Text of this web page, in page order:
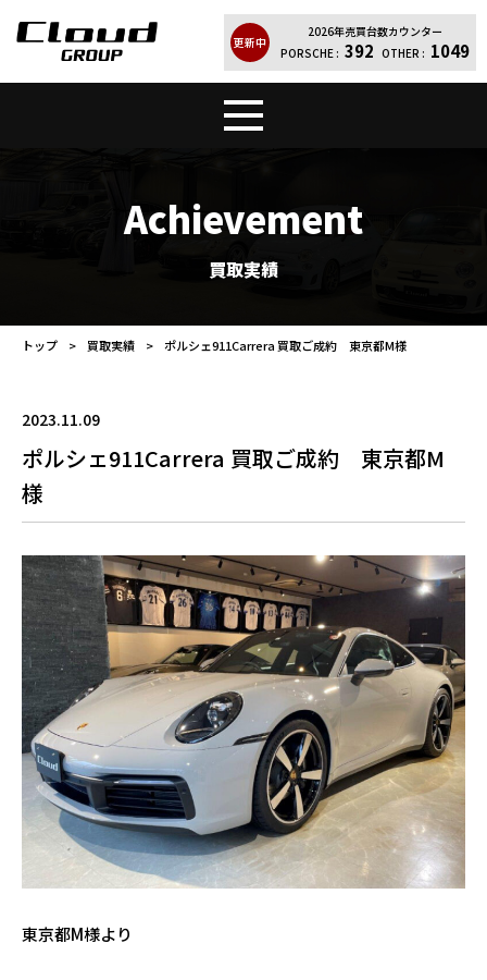
更新中
2026年売買台数カウンター
PORSCHE : 392 OTHER : 1049
お問い合わせ
Achievement
買取実績
トップ 買取実績 ポルシェ911Carrera 買取ご成約 東京都M様
2023.11.09
ポルシェ911Carrera 買取ご成約 東京都M
様
東京都M様より